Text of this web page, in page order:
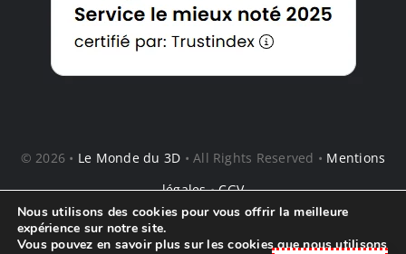
: La Révolution de vos Vacances
Nous utilisons des cookies pour vous offrir la meilleure
expérience sur notre site.
Vous pouvez en savoir plus sur les cookies que nous utilisons